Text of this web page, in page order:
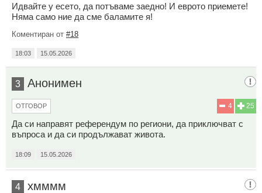
Идвайте у есето, да потъваме заедно! И еврото приемете!
Няма само ние да сме баламите я!
Коментиран от #18
18:03 15.05.2026
3 Анонимен
25
4
ОТГОВОР
Да си направят референдум по региони, да приключват с
въпроса и да си продължават живота.
18:09 15.05.2026
4 хмммм